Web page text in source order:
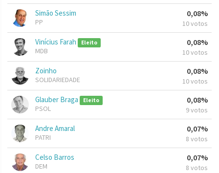
Simão Sessim
PP
0,08%
10 votos
Vinícius Farah Eleito
MDB
0,08%
10 votos
Zoinho
SOLIDARIEDADE
0,08%
10 votos
Glauber Braga Eleito
PSOL
0,08%
9 votos
Andre Amaral
PATRI
0,07%
8 votos
Celso Barros
DEM
0,07%
8 votos